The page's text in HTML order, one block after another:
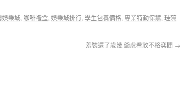
娛樂城, 咖啡禮盒, 娛樂城排行, 學生包養價格, 專業特勤保鑣, 珪藻
羞裝還了歲幾 爺虎看敢不格奕閻 →